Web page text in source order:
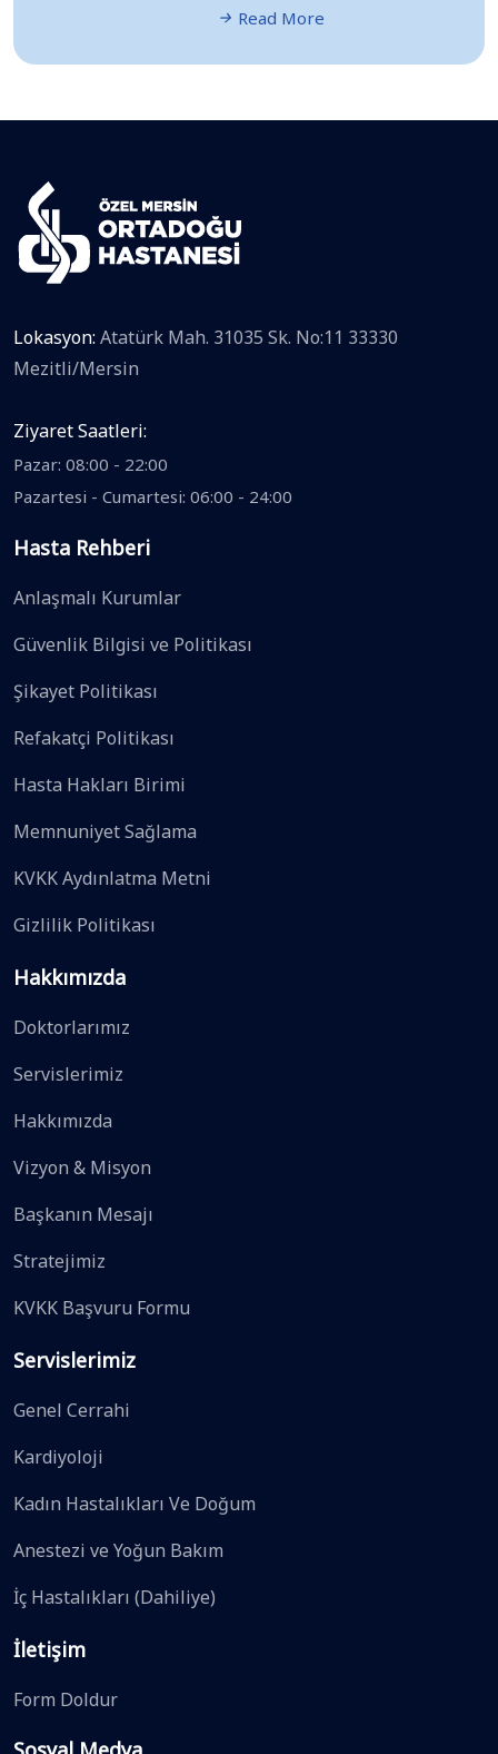
Read More
Lokasyon: Atatürk Mah. 31035 Sk. No:11 33330
Mezitli/Mersin
Ziyaret Saatleri:
Pazar: 08:00 - 22:00
Pazartesi - Cumartesi: 06:00 - 24:00
Hasta Rehberi
Anlaşmalı Kurumlar
Güvenlik Bilgisi ve Politikası
Şikayet Politikası
Refakatçi Politikası
Hasta Hakları Birimi
Memnuniyet Sağlama
KVKK Aydınlatma Metni
Gizlilik Politikası
Hakkımızda
Doktorlarımız
Servislerimiz
Hakkımızda
Vizyon & Misyon
Başkanın Mesajı
Stratejimiz
KVKK Başvuru Formu
Servislerimiz
Genel Cerrahi
Kardiyoloji
Kadın Hastalıkları Ve Doğum
Anestezi ve Yoğun Bakım
İç Hastalıkları (Dahiliye)
İletişim
Form Doldur